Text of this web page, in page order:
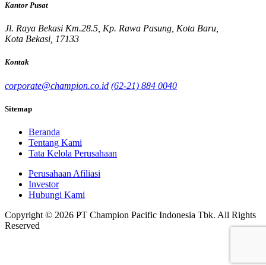
Kantor Pusat
Jl. Raya Bekasi Km.28.5, Kp. Rawa Pasung, Kota Baru,
Kota Bekasi, 17133
Kontak
corporate@champion.co.id (62-21) 884 0040
Sitemap
Beranda
Tentang Kami
Tata Kelola Perusahaan
Perusahaan Afiliasi
Investor
Hubungi Kami
Copyright © 2026 PT Champion Pacific Indonesia Tbk. All Rights
Reserved